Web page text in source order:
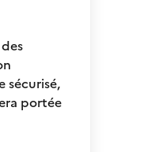
sécurisé,
portée